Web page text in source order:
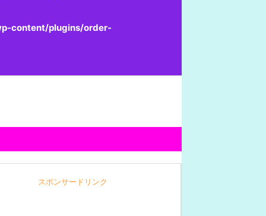
content/plugins/order-
スポンサードリンク